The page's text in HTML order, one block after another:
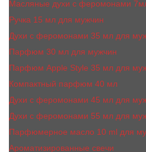
Масляные духи c феромонами
Ручка 15 мл для мужчин
Духи с феромонами 35 мл для
Парфюм 30 мл для мужчин
Парфюм Apple Style 35 мл для
Компактный парфюм 40 мл
Духи с феромонами 45 мл для
Духи с феромонами 55 мл для
Парфюмерное масло 10 ml для
Ароматизированные свечи